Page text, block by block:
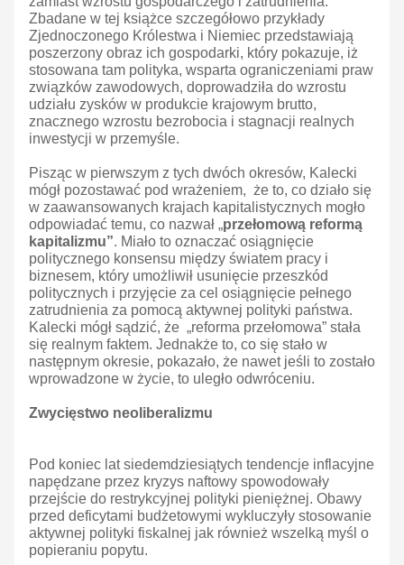
Zbadane w tej książce szczegółowo przykłady
Zjednoczonego Królestwa i Niemiec przedstawiają
poszerzony obraz ich gospodarki, który pokazuje, iż
stosowana tam polityka, wsparta ograniczeniami praw
związków zawodowych, doprowadziła do wzrostu
udziału zysków w produkcie krajowym brutto,
znacznego wzrostu bezrobocia i stagnacji realnych
inwestycji w przemyśle.
Pisząc w pierwszym z tych dwóch okresów, Kalecki
mógł pozostawać pod wrażeniem, że to, co działo się
w zaawansowanych krajach kapitalistycznych mogło
odpowiadać temu, co nazwał „przełomową reformą
kapitalizmu”. Miało to oznaczać osiągnięcie
politycznego konsensu między światem pracy i
biznesem, który umożliwił usunięcie przeszkód
politycznych i przyjęcie za cel osiągnięcie pełnego
zatrudnienia za pomocą aktywnej polityki państwa.
Kalecki mógł sądzić, że „reforma przełomowa” stała
się realnym faktem. Jednakże to, co się stało w
następnym okresie, pokazało, że nawet jeśli to zostało
wprowadzone w życie, to uległo odwróceniu.
Zwycięstwo neoliberalizmu
Pod koniec lat siedemdziesiątych tendencje inflacyjne
napędzane przez kryzys naftowy spowodowały
przejście do restrykcyjnej polityki pieniężnej. Obawy
przed deficytami budżetowymi wykluczyły stosowanie
aktywnej polityki fiskalnej jak również wszelką myśl o
popieraniu popytu.